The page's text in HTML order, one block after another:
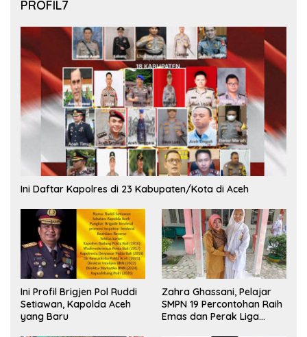
PROFIL7
Ini Daftar Kapolres di 23 Kabupaten/Kota di Aceh
Ini Profil Brigjen Pol Ruddi
Setiawan, Kapolda Aceh
yang Baru
Zahra Ghassani, Pelajar
SMPN 19 Percontohan Raih
Emas dan Perak Liga